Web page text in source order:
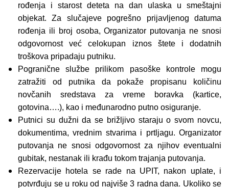
rođenja i starost deteta na dan ulaska u smeštajni
objekat. Za slučajeve pogrešno prijavljenog datuma
rođenja ili broj osoba, Organizator putovanja ne snosi
odgovornost već celokupan iznos štete i dodatnih
troškova pripadaju putniku.
Pogranične službe prilikom pasoške kontrole mogu
zatražiti od putnika da pokaže propisanu količinu
novčanih sredstava za vreme boravka (kartice,
gotovina….), kao i međunarodno putno osiguranje.
Putnici su dužni da se brižljivo staraju o svom novcu,
dokumentima, vrednim stvarima i prtljagu. Organizator
putovanja ne snosi odgovornost za njihov eventualni
gubitak, nestanak ili krađu tokom trajanja putovanja.
Rezervacije hotela se rade na UPIT, nakon uplate, i
potvrđuju se u roku od najviše 3 radna dana. Ukoliko se